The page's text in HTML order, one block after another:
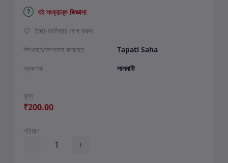
বই সংক্রান্ত জিজ্ঞাসা
ইচ্ছা-তালিকায় যোগ করুন
লিখেছেন/সম্পাদনা করেছেন
Tapati Saha
প্রকাশক
লালমাটি
মূল্য
₹200.00
পরিমাণ